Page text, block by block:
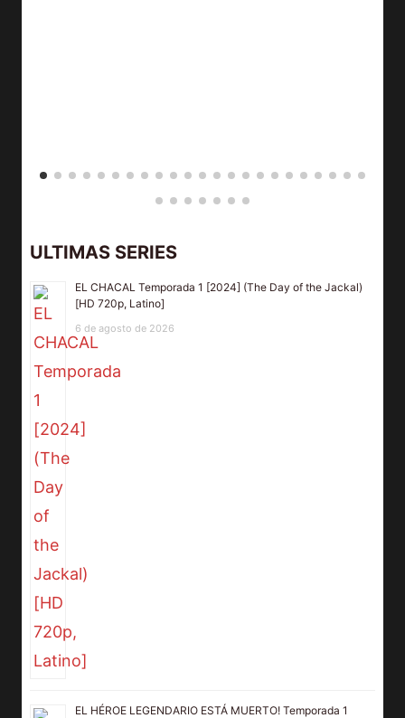
ULTIMAS SERIES
EL CHACAL Temporada 1 [2024] (The Day of the Jackal)
[HD 720p, Latino]
6 de agosto de 2026
EL HÉROE LEGENDARIO ESTÁ MUERTO! Temporada 1